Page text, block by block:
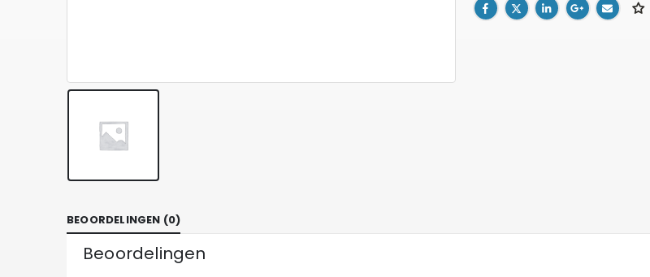
BEOORDELINGEN (0)
Beoordelingen